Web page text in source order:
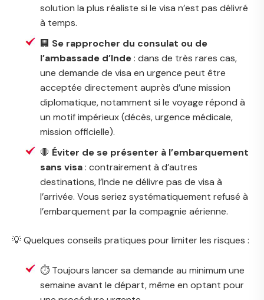
solution la plus réaliste si le visa n’est pas délivré
à temps.
🏢 Se rapprocher du consulat ou de
l’ambassade d’Inde: dans de très rares cas,
une demande de visa en urgence peut être
acceptée directement auprès d’une mission
diplomatique, notamment si le voyage répond à
un motif impérieux (décès, urgence médicale,
mission officielle).
🛑 Éviter de se présenter à l’embarquement
sans visa: contrairement à d’autres
destinations, l’Inde ne délivre pas de visa à
l’arrivée. Vous seriez systématiquement refusé à
l’embarquement par la compagnie aérienne.
💡 Quelques conseils pratiques pour limiter les risques :
⏱️ Toujours lancer sa demande au minimum une
semaine avant le départ, même en optant pour